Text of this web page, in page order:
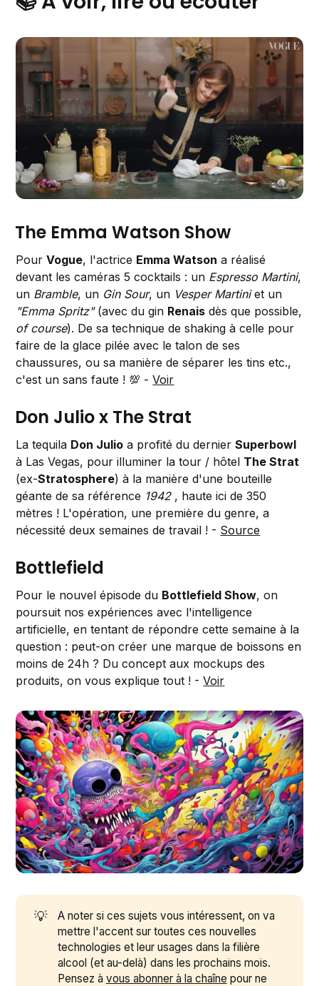
The Emma Watson Show
PourVogue, l'actrice Emma Watson a réalisé
devant les caméras 5 cocktails : un Espresso Martini,
un Bramble, un Gin Sour, un Vesper Martiniet un
"Emma Spritz"(avec du gin Renais dès que possible,
of course). De sa technique de shaking à celle pour
faire de la glace pilée avec le talon de ses
chaussures, ou sa manière de séparer les tins etc.,
c'est un sans faute ! 💯 -Voir
Don Julio x The Strat
La tequila Don Julio a profité du dernierSuperbowl
à Las Vegas, pour illuminer la tour / hôtel The Strat
(ex-Stratosphere) à la manière d'une bouteille
géante de sa référence 1942, haute ici de 350
mètres ! L'opération, une première du genre, a
nécessité deux semaines de travail ! - Source
Bottlefield
Pour le nouvel épisode du Bottlefield Show, on
poursuit nos expériences avec l'intelligence
artificielle, en tentant de répondre cette semaine à la
question : peut-on créer une marque de boissons en
moins de 24h ? Du concept aux mockups des
produits, on vous explique tout ! -Voir
💡
A noter si ces sujets vous intéressent, on va
mettre l'accent sur toutes ces nouvelles
technologies et leur usages dans la filière
alcool (et au-delà) dans les prochains mois.
Pensez à vous abonner à la chaîne pour ne